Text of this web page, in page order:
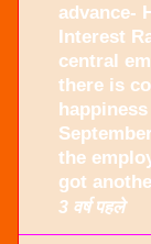
advance-
Interest
central
there is
the
got
3 वर्ष पहले